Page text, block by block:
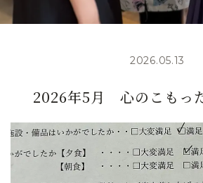
2026.05.13
2026年5月 心のこもっ